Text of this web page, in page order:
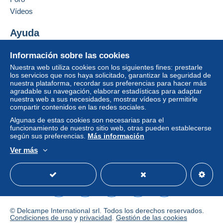
Esta zona incluye
Modo de envío
Pago por:
Carta (tamaño normal)
1,80 €
Carta certificada (tamaño normal/carta
pequeña) (seguimiento)
Carta certificada (tamaño normal/carta
pequeña) + seguro (seguimiento)
Para acceder a la información
sobre las entregas, debe ser
miembro y conectarse.
Identific
arse
Registr
arse
Añadir ese vendedor a los favoritos
Ocultar los objetos de este vendedor
Información sobre las cookies
Nuestra web utiliza cookies con los siguientes fines: prestarle
los servicios que nos haya solicitado, garantizar la seguridad de
nuestra plataforma, recordar sus preferencias para hacer más
agradable su navegación, elaborar estadísticas para adaptar
nuestra web a sus necesidades, mostrar vídeos y permitirle
compartir contenidos en las redes sociales.
Algunas de estas cookies son necesarias para el
funcionamiento de nuestro sitio web, otras pueden establecerse
según sus preferencias. Más información
Ver más
Vídeos
Ayuda
Comprar en Delcampe
Vender en Delcampe
Una página securizada
© Delcampe International srl. Todos los derechos reservados.
Condiciones de uso y privacidad Gestión de las cookies